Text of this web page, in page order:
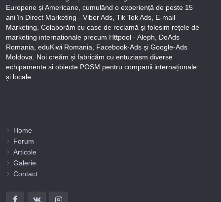
Europene și Americane, cumulând o experiență de peste 15
ani în Direct Marketing - Viber Ads, Tik Tok Ads, E-mail
Marketing. Colaborăm cu case de reclamă și folosim rețele de
marketing internationale precum Httpool - Aleph, DoAds
Romania, eduKiwi Romania, Facebook-Ads și Google-Ads
Moldova. Noi creăm și fabricăm cu entuziasm diverse
echipamente și obiecte POSM pentru companii internaționale
și locale.
Home
Forum
Articole
Galerie
Contact